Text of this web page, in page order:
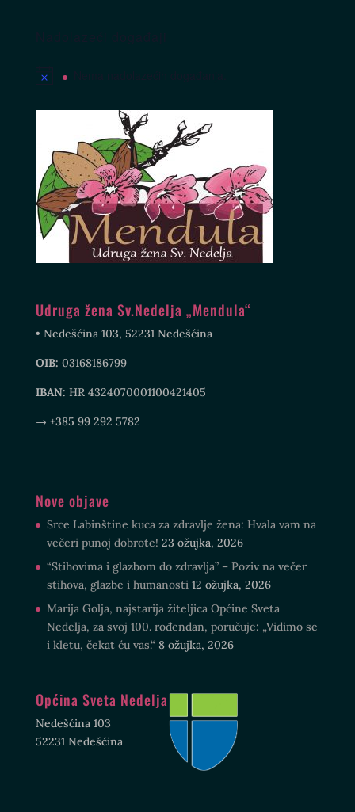
Udruga žena Sv.Nedelja „Mendula“
• Nedešćina 103, 52231 Nedešćina
OIB: 03168186799
IBAN: HR 4324070001100421405
→ +385 99 292 5782
Nove objave
Srce Labinštine kuca za zdravlje žena: Hvala vam na
večeri punoj dobrote! 23 ožujka, 2026
“Stihovima i glazbom do zdravlja” – Poziv na večer
stihova, glazbe i humanosti 12 ožujka, 2026
Marija Golja, najstarija žiteljica Općine Sveta
Nedelja, za svoj 100. rođendan, poručuje: „Vidimo se
i kletu, čekat ću vas.“ 8 ožujka, 2026
Općina Sveta Nedelja
Nedešćina 103
52231 Nedešćina